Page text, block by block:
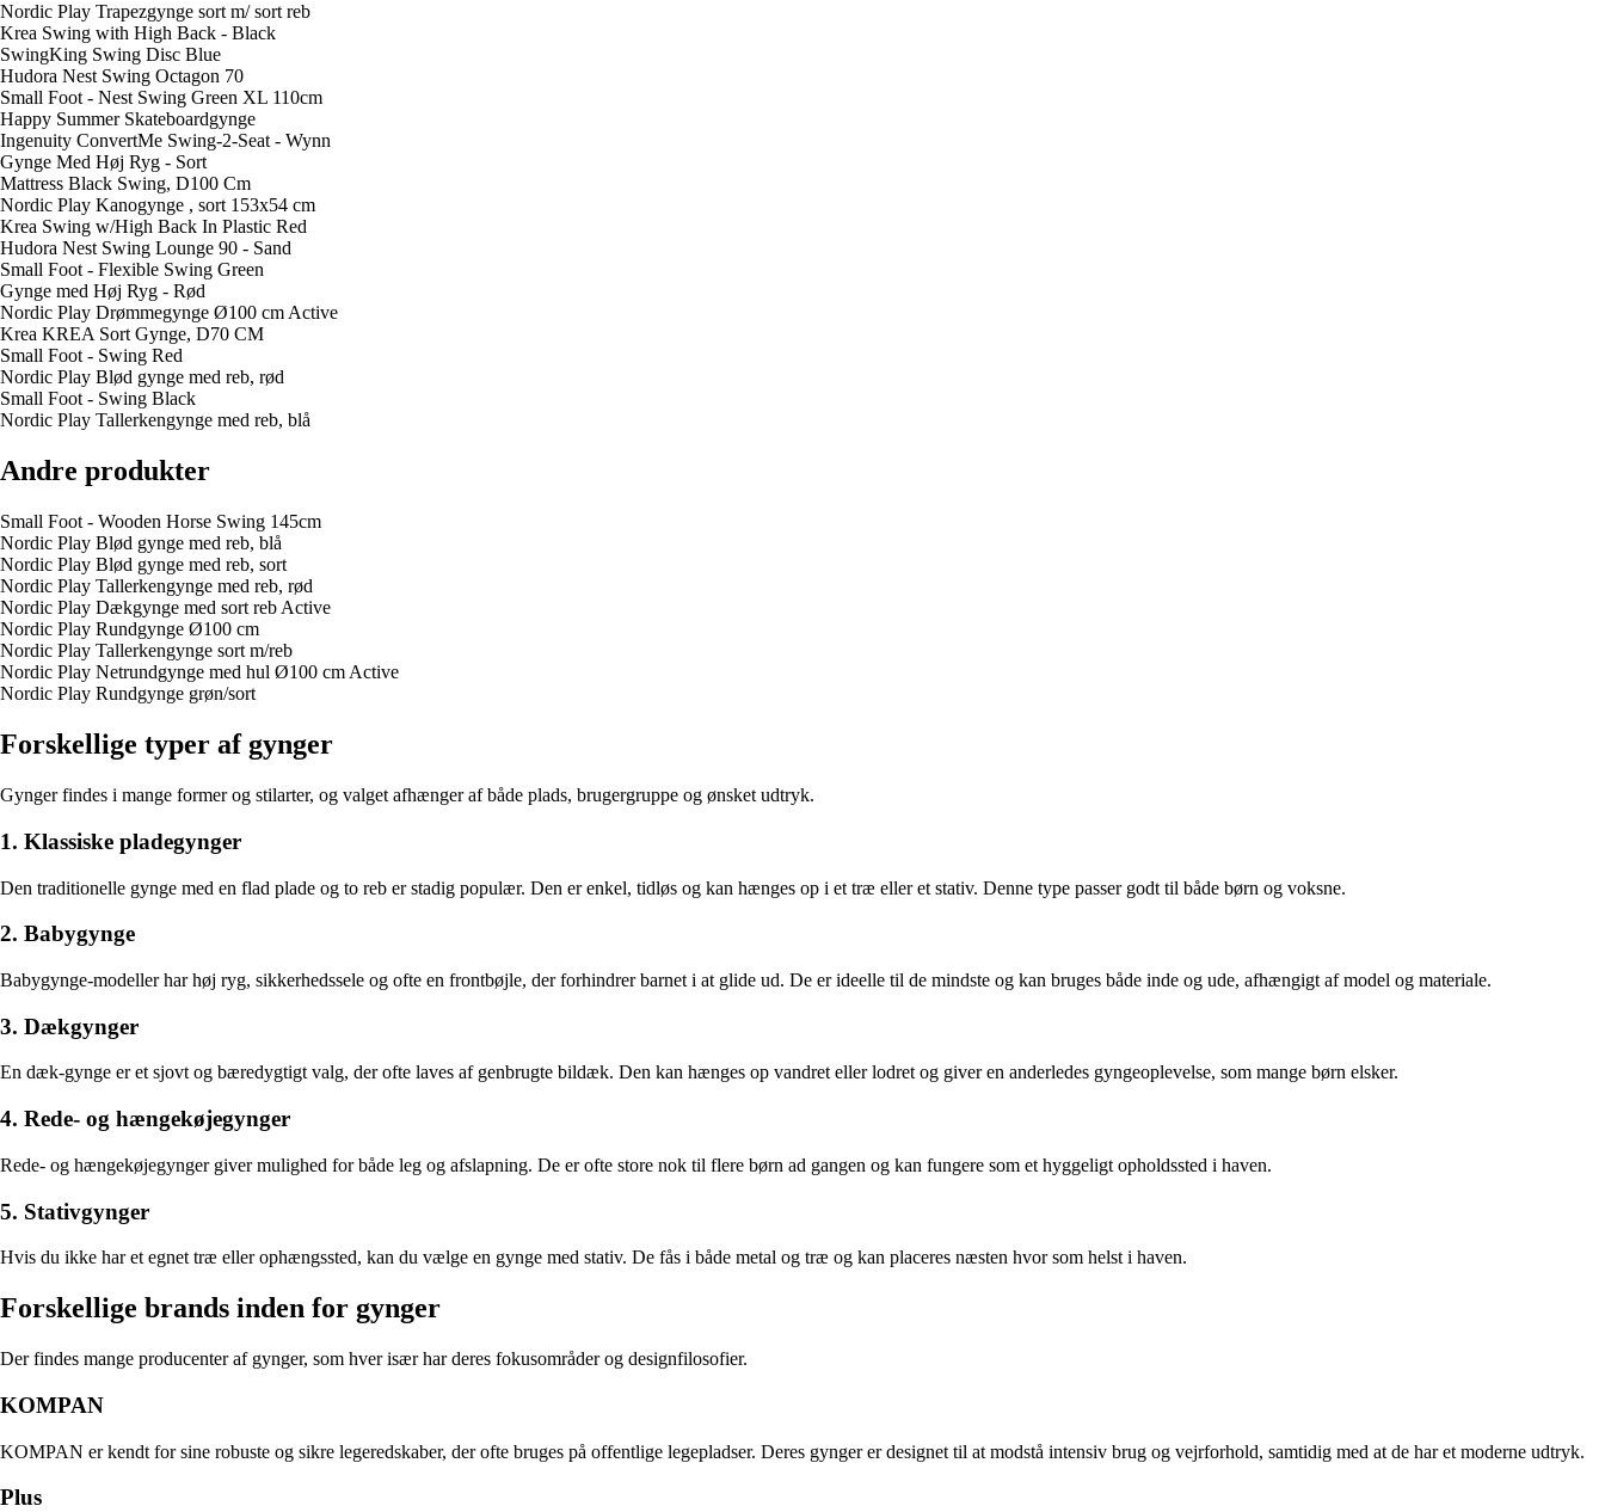
Nordic Play Trapezgynge sort m/ sort reb
Krea Swing with High Back - Black
SwingKing Swing Disc Blue
Hudora Nest Swing Octagon 70
Small Foot - Nest Swing Green XL 110cm
Happy Summer Skateboardgynge
Ingenuity ConvertMe Swing-2-Seat - Wynn
Gynge Med Høj Ryg - Sort
Mattress Black Swing, D100 Cm
Nordic Play Kanogynge , sort 153x54 cm
Krea Swing w/High Back In Plastic Red
Hudora Nest Swing Lounge 90 - Sand
Small Foot - Flexible Swing Green
Gynge med Høj Ryg - Rød
Nordic Play Drømmegynge Ø100 cm Active
Krea KREA Sort Gynge, D70 CM
Small Foot - Swing Red
Nordic Play Blød gynge med reb, rød
Small Foot - Swing Black
Nordic Play Tallerkengynge med reb, blå
Andre produkter
Small Foot - Wooden Horse Swing 145cm
Nordic Play Blød gynge med reb, blå
Nordic Play Blød gynge med reb, sort
Nordic Play Tallerkengynge med reb, rød
Nordic Play Dækgynge med sort reb Active
Nordic Play Rundgynge Ø100 cm
Nordic Play Tallerkengynge sort m/reb
Nordic Play Netrundgynge med hul Ø100 cm Active
Nordic Play Rundgynge grøn/sort
Forskellige typer af gynger
Gynger findes i mange former og stilarter, og valget afhænger af både plads, brugergruppe og ønsket udtryk.
1. Klassiske pladegynger
Den traditionelle gynge med en flad plade og to reb er stadig populær. Den er enkel, tidløs og kan hænges op i et træ eller et stativ. Denne type passer godt til både børn og voksne.
2. Babygynge
Babygynge-modeller har høj ryg, sikkerhedssele og ofte en frontbøjle, der forhindrer barnet i at glide ud. De er ideelle til de mindste og kan bruges både inde og ude, afhængigt af model og materiale.
3. Dækgynger
En dæk-gynge er et sjovt og bæredygtigt valg, der ofte laves af genbrugte bildæk. Den kan hænges op vandret eller lodret og giver en anderledes gyngeoplevelse, som mange børn elsker.
4. Rede- og hængekøjegynger
Rede- og hængekøjegynger giver mulighed for både leg og afslapning. De er ofte store nok til flere børn ad gangen og kan fungere som et hyggeligt opholdssted i haven.
5. Stativgynger
Hvis du ikke har et egnet træ eller ophængssted, kan du vælge en gynge med stativ. De fås i både metal og træ og kan placeres næsten hvor som helst i haven.
Forskellige brands inden for gynger
Der findes mange producenter af gynger, som hver især har deres fokusområder og designfilosofier.
KOMPAN
KOMPAN er kendt for sine robuste og sikre legeredskaber, der ofte bruges på offentlige legepladser. Deres gynger er designet til at modstå intensiv brug og vejrforhold, samtidig med at de har et moderne udtryk.
Plus